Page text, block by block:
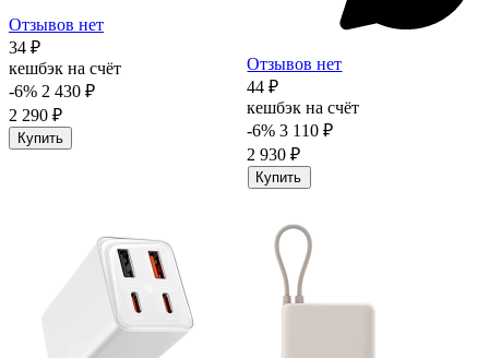
Отзывов нет
34 ₽
кешбэк на счёт
-6% 2 430 ₽
2 290 ₽
Купить
Отзывов нет
44 ₽
кешбэк на счёт
-6% 3 110 ₽
2 930 ₽
Купить